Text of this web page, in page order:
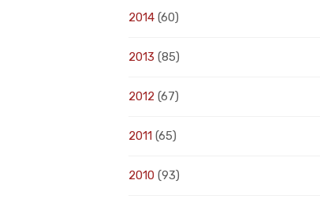
2014(60)
2013 (85)
2012 (67)
2011(65)
2010(93)